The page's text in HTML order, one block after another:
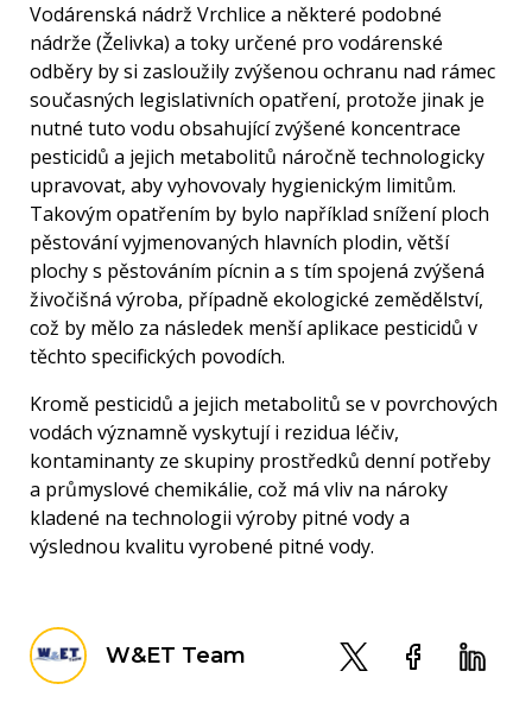
Vodárenská nádrž Vrchlice a některé podobné
nádrže (Želivka) a toky určené pro vodárenské
odběry by si zasloužily zvýšenou ochranu nad rámec
současných legislativních opatření, protože jinak je
nutné tuto vodu obsahující zvýšené koncentrace
pesticidů a jejich metabolitů náročně technologicky
upravovat, aby vyhovovaly hygienickým limitům.
Takovým opatřením by bylo například snížení ploch
pěstování vyjmenovaných hlavních plodin, větší
plochy s pěstováním pícnin a s tím spojená zvýšená
živočišná výroba, případně ekologické zemědělství,
což by mělo za následek menší aplikace pesticidů v
těchto specifických povodích.
Kromě pesticidů a jejich metabolitů se v povrchových
vodách významně vyskytují i rezidua léčiv,
kontaminanty ze skupiny prostředků denní potřeby
a průmyslové chemikálie, což má vliv na nároky
kladené na technologii výroby pitné vody a
výslednou kvalitu vyrobené pitné vody.
W&ET Team